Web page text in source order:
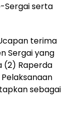
Sergai serta
terima
Sergai yang
(2) Raperda
sebagai